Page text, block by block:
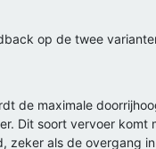
op de twee
de maximale
Dit soort vervoer komt
zeker als de overgang